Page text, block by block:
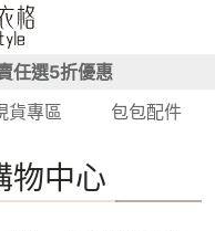
任選5折優惠
貨專區 包包配件
物中心